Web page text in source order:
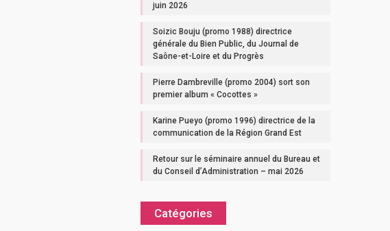
juin 2026
Soizic Bouju (promo 1988) directrice
générale du Bien Public, du Journal de
Saône-et-Loire et du Progrès
Pierre Dambreville (promo 2004) sort son
premier album « Cocottes »
Karine Pueyo (promo 1996) directrice de la
communication de la Région Grand Est
Retour sur le séminaire annuel du Bureau et
du Conseil d’Administration – mai 2026
Catégories